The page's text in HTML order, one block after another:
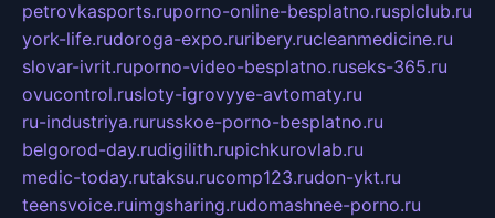
petrovkasports.ruporno-online-besplatno.rusplclub.ru
york-life.rudoroga-expo.ruribery.rucleanmedicine.ru
slovar-ivrit.ruporno-video-besplatno.ruseks-365.ru
ovucontrol.rusloty-igrovyye-avtomaty.ru
ru-industriya.rurusskoe-porno-besplatno.ru
belgorod-day.rudigilith.rupichkurovlab.ru
medic-today.rutaksu.rucomp123.rudon-ykt.ru
teensvoice.ruimgsharing.rudomashnee-porno.ru